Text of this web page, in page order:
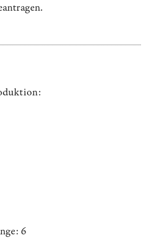
6